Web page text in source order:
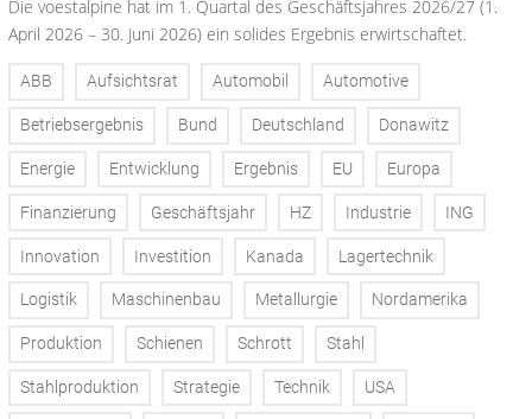
Die voestalpine hat im 1. Quartal des Geschäftsjahres 2026/27 (1.
April 2026 – 30. Juni 2026) ein solides Ergebnis erwirtschaftet.
ABB Aufsichtsrat Automobil Automotive
Betriebsergebnis Bund Deutschland Donawitz
Energie Entwicklung Ergebnis EU Europa
Finanzierung Geschäftsjahr HZ Industrie ING
Innovation Investition Kanada Lagertechnik
Logistik Maschinenbau Metallurgie Nordamerika
Produktion Schienen Schrott Stahl
Stahlproduktion Strategie Technik USA